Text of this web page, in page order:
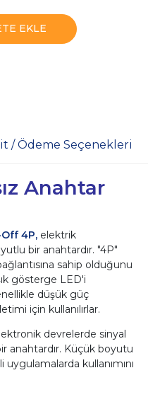
EKLE
/ Ödeme Seçenekleri
Anahtar
Off 4P,elektrik
bir anahtardır. "4P"
sahip olduğunu
gösterge LED'i
düşük güç
için kullanılırlar.
devrelerde sinyal
anahtardır. Küçük boyutu
kullanımını